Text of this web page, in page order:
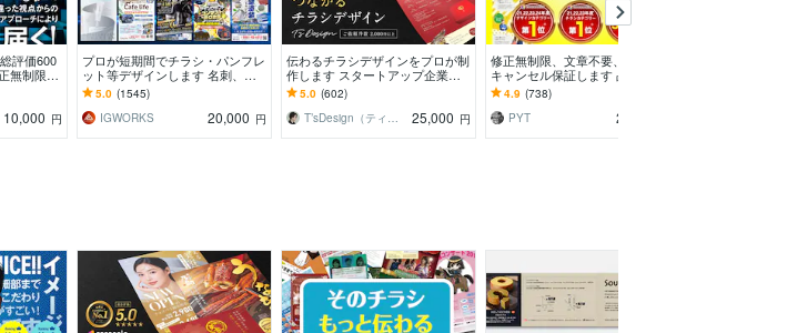
評価600
無制限！
求方法で
10,000 円
プロが短期間でチラシ・パンフレ
ット等デザインします 名刺、シ
ョップカード、DMなど印刷物な
ら何でも対応可能です
5.0 (1545)
IGWORKS
20,000 円
伝わるチラシデザインをプロが制
作します スタートアップ企業か
ら老舗まで！反響を実感できるチ
ラシを
5.0 (602)
T’sDesign（ティーズデザイン）
25,000 円
修正無制限、文章不要、短納期、
キャンセル保証します 品質＆反
響重視。売上・集客UPをもたら
すチラシを作成します。
4.9 (738)
PYT
20,000